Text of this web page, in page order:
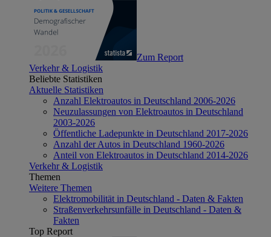
Zum Report
Verkehr & Logistik
Beliebte Statistiken
Aktuelle Statistiken
Anzahl Elektroautos in Deutschland 2006-2026
Neuzulassungen von Elektroautos in Deutschland
2003-2026
Öffentliche Ladepunkte in Deutschland 2017-2026
Anzahl der Autos in Deutschland 1960-2026
Anteil von Elektroautos in Deutschland 2014-2026
Verkehr & Logistik
Themen
Weitere Themen
Elektromobilität in Deutschland - Daten & Fakten
Straßenverkehrsunfälle in Deutschland - Daten &
Fakten
Top Report